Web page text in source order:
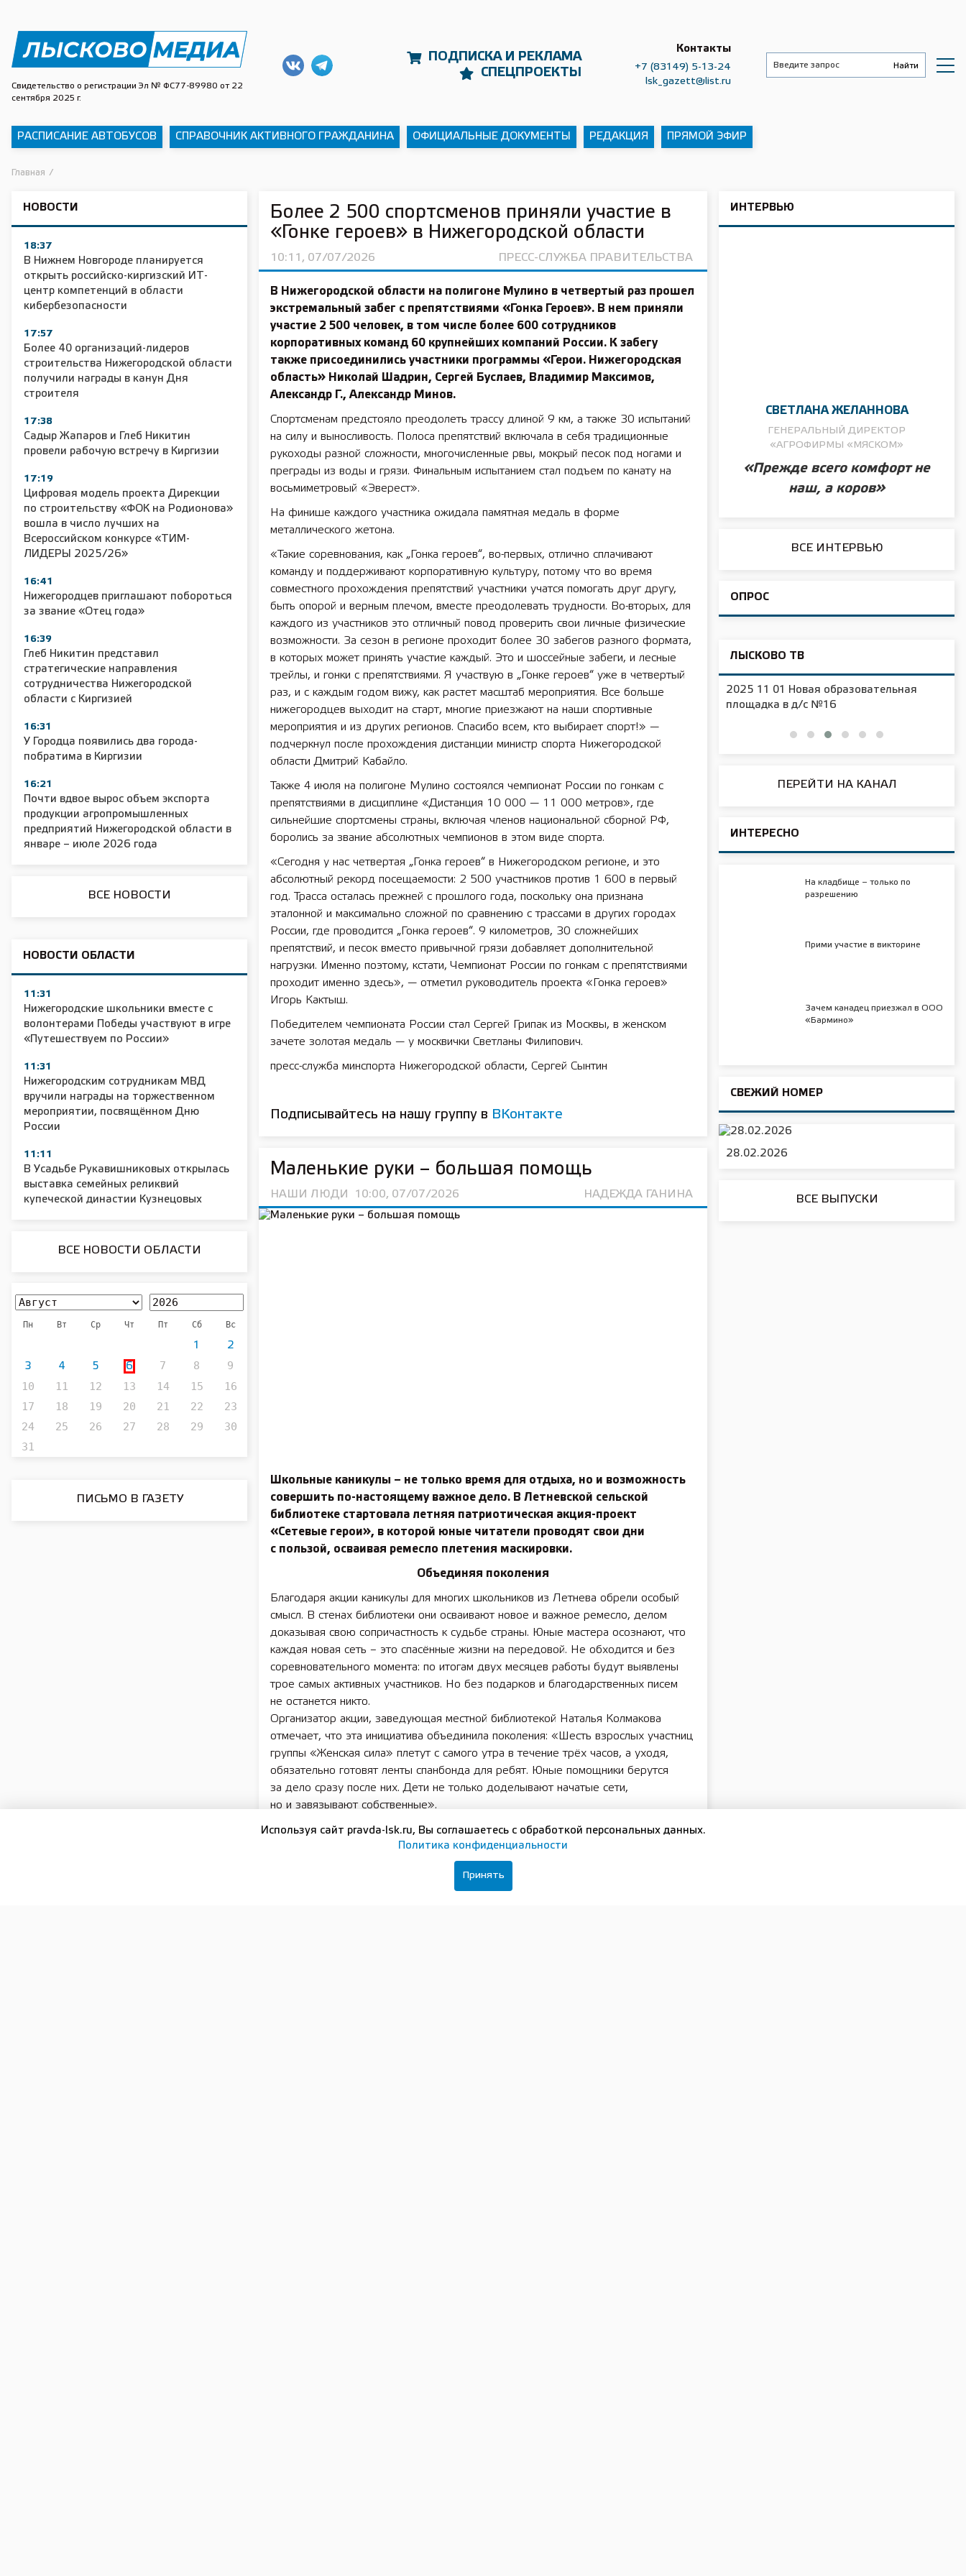
Свидетельство о регистрации Эл № ФС77-89980 от 22
сентября 2025 г.
ПОДПИСКА И РЕКЛАМА
СПЕЦПРОЕКТЫ
Контакты
+7 (83149) 5-13-24
lsk_gazett@list.ru
РАСПИСАНИЕ АВТОБУСОВ СПРАВОЧНИК АКТИВНОГО ГРАЖДАНИНА ОФИЦИАЛЬНЫЕ ДОКУМЕНТЫ РЕДАКЦИЯ ПРЯМОЙ ЭФИР
Главная /
НОВОСТИ
18:37
В Нижнем Новгороде планируется
открыть российско-киргизский ИТ-
центр компетенций в области
кибербезопасности
17:57
Более 40 организаций-лидеров
строительства Нижегородской области
получили награды в канун Дня
строителя
17:38
Садыр Жапаров и Глеб Никитин
провели рабочую встречу в Киргизии
17:19
Цифровая модель проекта Дирекции
по строительству «ФОК на Родионова»
вошла в число лучших на
Всероссийском конкурсе «ТИМ-
ЛИДЕРЫ 2025/26»
16:41
Нижегородцев приглашают побороться
за звание «Отец года»
16:39
Глеб Никитин представил
стратегические направления
сотрудничества Нижегородской
области с Киргизией
16:31
У Городца появились два города-
побратима в Киргизии
16:21
Почти вдвое вырос объем экспорта
продукции агропромышленных
предприятий Нижегородской области в
январе – июле 2026 года
ВСЕ НОВОСТИ
НОВОСТИ ОБЛАСТИ
11:31
Нижегородские школьники вместе с
волонтерами Победы участвуют в игре
«Путешествуем по России»
11:31
Нижегородским сотрудникам МВД
вручили награды на торжественном
мероприятии, посвящённом Дню
России
11:11
В Усадьбе Рукавишниковых открылась
выставка семейных реликвий
купеческой династии Кузнецовых
ВСЕ НОВОСТИ ОБЛАСТИ
Пн Вт Ср Чт Пт Сб Вс
1 2
3 4 5 6 7 8
9
10
11 12 13 14 15
16
17
18 19 20 21 22
23
24
25 26 27 28 29
30
31
ПИСЬМО В ГАЗЕТУ
Более 2 500 спортсменов приняли участие в
«Гонке героев» в Нижегородской области
10:11, 07/07/2026 ПРЕСС-СЛУЖБА ПРАВИТЕЛЬСТВА
В Нижегородской области на полигоне Мулино в четвертый раз прошел
экстремальный забег с препятствиями «Гонка Героев». В нем приняли
участие 2 500 человек, в том числе более 600 сотрудников
корпоративных команд 60 крупнейших компаний России. К забегу
также присоединились участники программы «Герои. Нижегородская
область» Николай Шадрин, Сергей Буслаев, Владимир Максимов,
Александр Г., Александр Минов.
Спортсменам предстояло преодолеть трассу длиной 9 км, а также 30 испытаний
на силу и выносливость. Полоса препятствий включала в себя традиционные
рукоходы разной сложности, многочисленные рвы, мокрый песок под ногами и
преграды из воды и грязи. Финальным испытанием стал подъем по канату на
восьмиметровый «Эверест».
На финише каждого участника ожидала памятная медаль в форме
металлического жетона.
«Такие соревнования, как „Гонка героев“, во-первых, отлично сплачивают
команду и поддерживают корпоративную культуру, потому что во время
совместного прохождения препятствий участники учатся помогать друг другу,
быть опорой и верным плечом, вместе преодолевать трудности. Во-вторых, для
каждого из участников это отличный повод проверить свои личные физические
возможности. За сезон в регионе проходит более 30 забегов разного формата,
в которых может принять участие каждый. Это и шоссейные забеги, и лесные
трейлы, и гонки с препятствиями. Я участвую в „Гонке героев“ уже в четвертый
раз, и с каждым годом вижу, как растет масштаб мероприятия. Все больше
нижегородцев выходит на старт, многие приезжают на наши спортивные
мероприятия и из других регионов. Спасибо всем, кто выбирает спорт!» —
подчеркнул после прохождения дистанции министр спорта Нижегородской
области Дмитрий Кабайло.
Также 4 июля на полигоне Мулино состоялся чемпионат России по гонкам с
препятствиями в дисциплине «Дистанция 10 000 — 11 000 метров», где
сильнейшие спортсмены страны, включая членов национальной сборной РФ,
боролись за звание абсолютных чемпионов в этом виде спорта.
«Сегодня у нас четвертая „Гонка героев“ в Нижегородском регионе, и это
абсолютный рекорд посещаемости: 2 500 участников против 1 600 в первый
год. Трасса осталась прежней с прошлого года, поскольку она признана
эталонной и максимально сложной по сравнению с трассами в других городах
России, где проводится „Гонка героев“. 9 километров, 30 сложнейших
препятствий, и песок вместо привычной грязи добавляет дополнительной
нагрузки. Именно поэтому, кстати, Чемпионат России по гонкам с препятствиями
проходит именно здесь», — отметил руководитель проекта «Гонка героев»
Игорь Кактыш.
Победителем чемпионата России стал Сергей Грипак из Москвы, в женском
зачете золотая медаль — у москвички Светланы Филипович.
пресс-служба минспорта Нижегородской области, Сергей Сынтин
Подписывайтесь на нашу группу в ВКонтакте
Маленькие руки – большая помощь
НАШИ ЛЮДИ 10:00, 07/07/2026 НАДЕЖДА ГАНИНА
Школьные каникулы – не только время для отдыха, но и возможность
совершить по-настоящему важное дело. В Летневской сельской
библиотеке стартовала летняя патриотическая акция-­проект
«Сетевые герои», в которой юные читатели проводят свои дни
с пользой, осваивая ремесло плетения маскировки.
Объединяя поколения
Благодаря акции каникулы для многих школьников из Летнева обрели особый
смысл. В стенах библиотеки они осваивают новое и важное ремесло, делом
доказывая свою сопричастность к судьбе страны. Юные мастера осознают, что
каждая новая сеть – это спасённые жизни на передовой. Не обходится и без
соревновательного момента: по итогам двух месяцев работы будут выявлены
трое самых активных участников. Но без подарков и благодарственных писем
не останется никто.
Организатор акции, заведующая местной библиотекой Наталья Колмакова
отмечает, что эта инициатива объединила поколения: «Шесть взрослых участниц
группы «Женская сила» плетут с самого утра в течение трёх часов, а уходя,
обязательно готовят ленты спанбонда для ребят. Юные помощники берутся
за дело сразу после них. Дети не только доделывают начатые сети,
но и завязывают собственные».
Кстати, спанбонд взрослые режут прямо на месте, используя «турутинский
станок» (на нижнем фото). Это полезное приспособление, названное в честь
своего создателя Алексея Турутина, не только ускоряет процесс подготовки
ИНТЕРВЬЮ
СВЕТЛАНА ЖЕЛАННОВА
ГЕНЕРАЛЬНЫЙ ДИРЕКТОР
«АГРОФИРМЫ «МЯСКОМ»
«Прежде всего комфорт не
наш, а коров»
ВСЕ ИНТЕРВЬЮ
ОПРОС
ЛЫСКОВО ТВ
11 01 Сельское хозяйство 2025 2025 11 01 55 лет СОШ №2
2025 11 01 Земли
2025 11 01 Новая образовательная
площадка в д/с №16
ПЕРЕЙТИ НА КАНАЛ
ИНТЕРЕСНО
На кладбище – только по
разрешению
Прими участие в викторине
Зачем канадец приезжал в ООО
«Бармино»
СВЕЖИЙ НОМЕР
28.02.2026
ВСЕ ВЫПУСКИ
Используя сайт pravda-lsk.ru, Вы соглашаетесь с обработкой персональных данных.
Политика конфиденциальности
Принять